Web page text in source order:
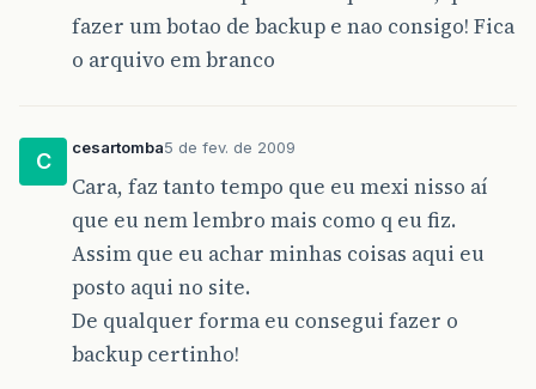
fazer um botao de backup e nao consigo! Fica
o arquivo em branco
C
cesartomba5 de fev. de 2009
Cara, faz tanto tempo que eu mexi nisso aí
que eu nem lembro mais como q eu fiz.
Assim que eu achar minhas coisas aqui eu
posto aqui no site.
De qualquer forma eu consegui fazer o
backup certinho!